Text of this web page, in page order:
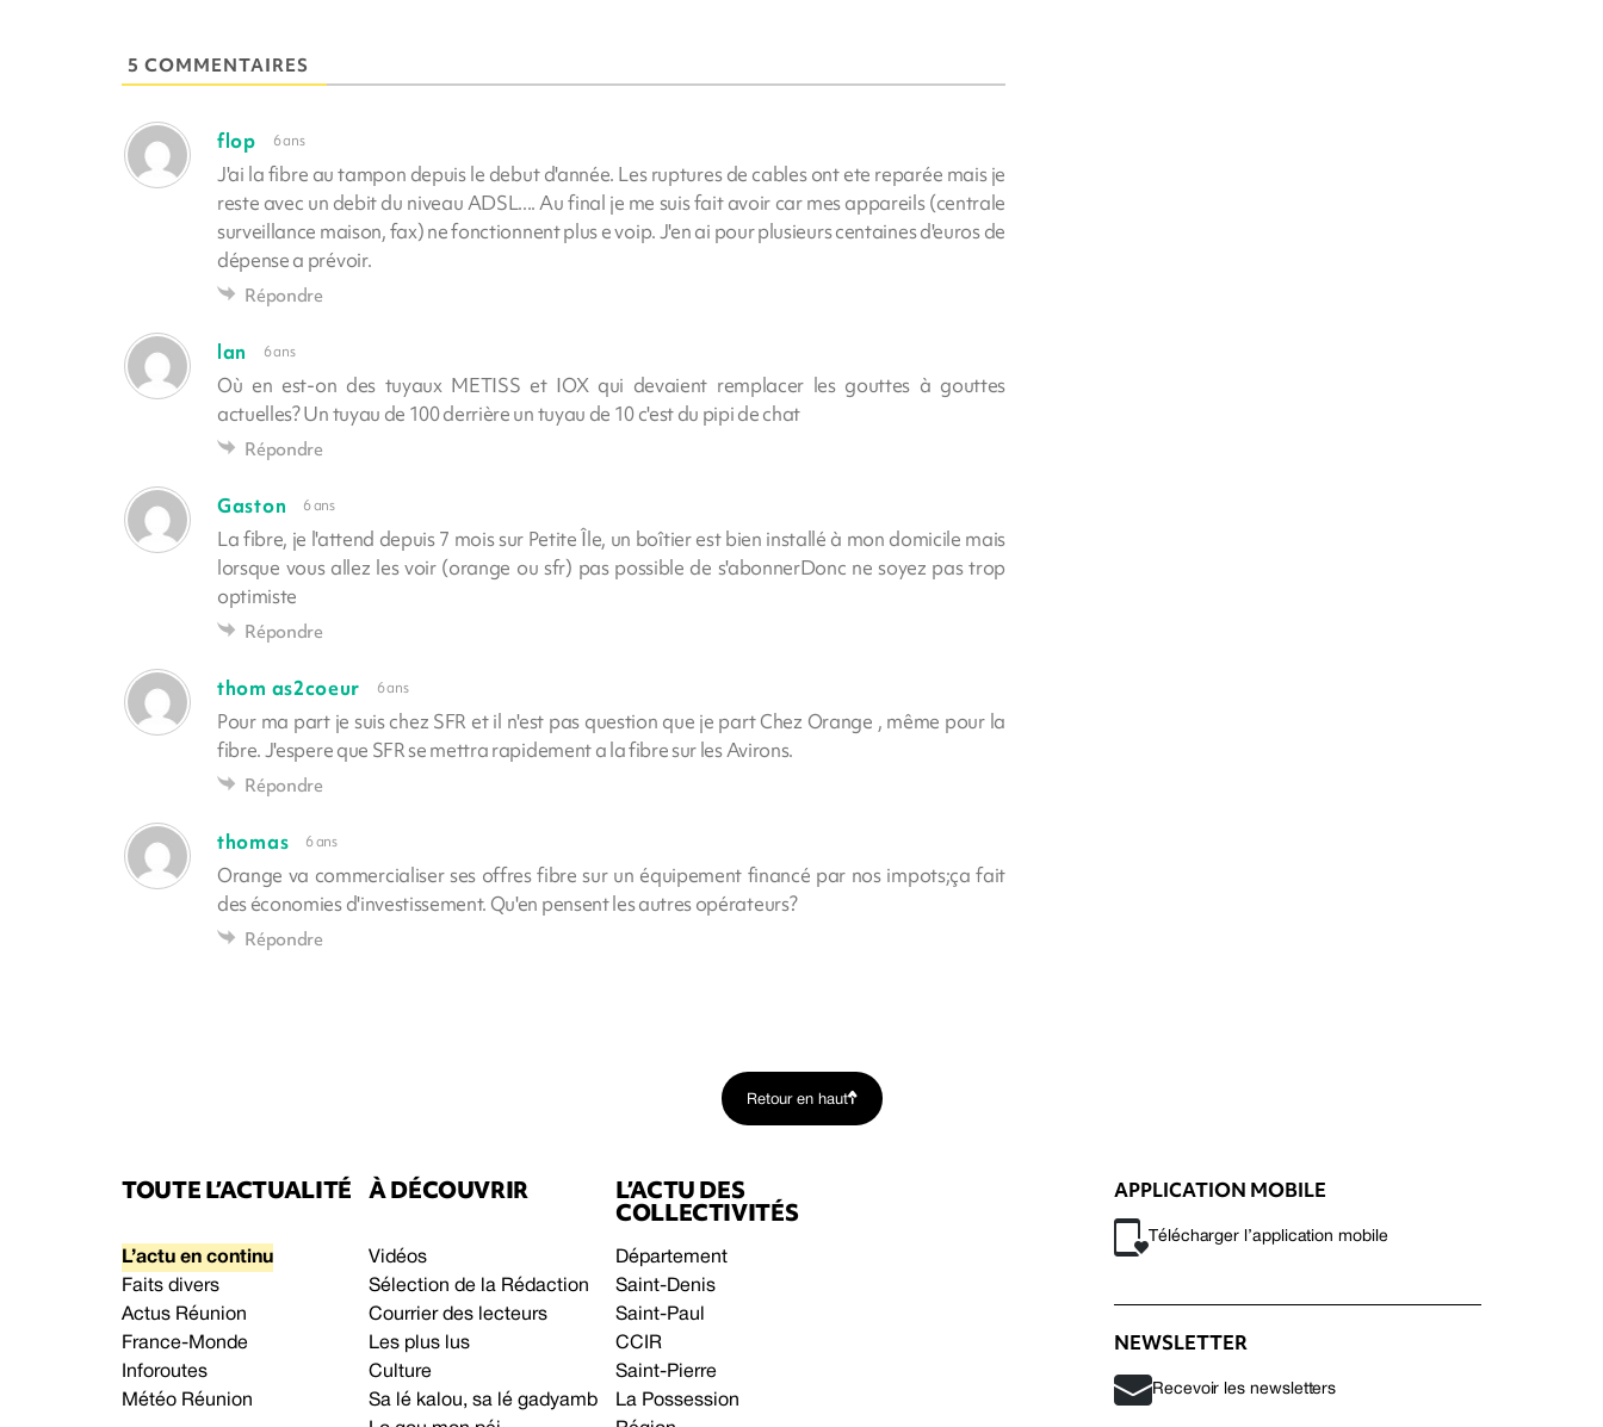
5 COMMENTAIRES
flop 6 ans
J'ai la fibre au tampon depuis le debut d'année. Les ruptures de cables ont ete reparée mais je
reste avec un debit du niveau ADSL.... Au final je me suis fait avoir car mes appareils (centrale
surveillance maison, fax) ne fonctionnent plus e voip. J'en ai pour plusieurs centaines d'euros de
dépense a prévoir.
Répondre
lan 6 ans
Où en est-on des tuyaux METISS et IOX qui devaient remplacer les gouttes à gouttes
actuelles? Un tuyau de 100 derrière un tuyau de 10 c'est du pipi de chat
Répondre
Gaston 6 ans
La fibre, je l'attend depuis 7 mois sur Petite Île, un boîtier est bien installé à mon domicile mais
lorsque vous allez les voir (orange ou sfr) pas possible de s'abonnerDonc ne soyez pas trop
optimiste
Répondre
thom as2coeur 6 ans
Pour ma part je suis chez SFR et il n'est pas question que je part Chez Orange , même pour la
fibre. J'espere que SFR se mettra rapidement a la fibre sur les Avirons.
Répondre
thomas 6 ans
Orange va commercialiser ses offres fibre sur un équipement financé par nos impots;ça fait
des économies d'investissement. Qu'en pensent les autres opérateurs?
Répondre
Retour en haut
TOUTE L’ACTUALITÉ
L’actu en continu
Faits divers
Actus Réunion
France-Monde
Inforoutes
Météo Réunion
À DÉCOUVRIR
Vidéos
Sélection de la Rédaction
Courrier des lecteurs
Les plus lus
Culture
Sa lé kalou, sa lé gadyamb
L’ACTU DES
COLLECTIVITÉS
Département
Saint-Denis
Saint-Paul
CCIR
Saint-Pierre
La Possession
APPLICATION MOBILE
Télécharger l’application mobile
NEWSLETTER
Recevoir les newsletters